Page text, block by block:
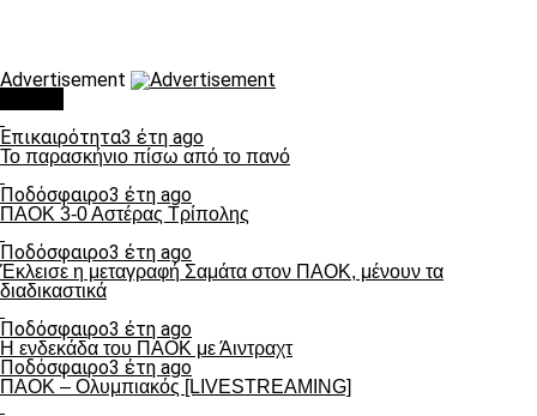
Advertisement
Επικαιρότητα3 έτη ago
Το παρασκήνιο πίσω από το πανό
Ποδόσφαιρο3 έτη ago
ΠΑΟΚ 3-0 Αστέρας Τρίπολης
Ποδόσφαιρο3 έτη ago
Έκλεισε η μεταγραφή Σαμάτα στον ΠΑΟΚ, μένουν τα
διαδικαστικά
Ποδόσφαιρο3 έτη ago
Η ενδεκάδα του ΠΑΟΚ με Άιντραχτ
Ποδόσφαιρο3 έτη ago
ΠΑΟΚ – Ολυμπιακός [LIVESTREAMING]